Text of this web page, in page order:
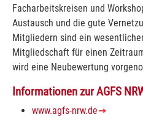
Facharbeitskreisen und
Austausch und die gute
Mitgliedern sind ein
Mitgliedschaft für einen
wird eine Neubewertung
Informationen zur AGFS
www.agfs-nrw.de